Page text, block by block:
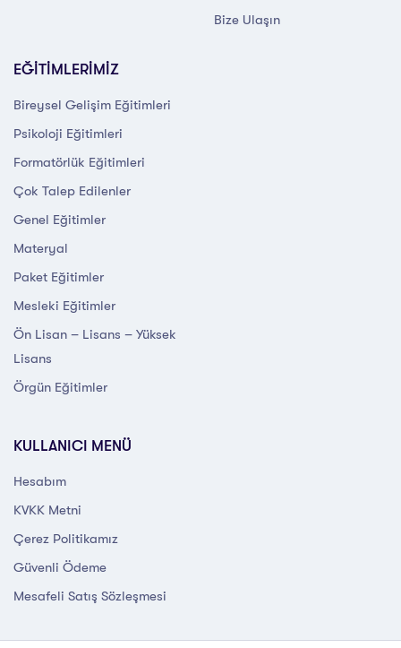
Bize Ulaşın
EĞİTİMLERİMİZ
Bireysel Gelişim Eğitimleri
Psikoloji Eğitimleri
Formatörlük Eğitimleri
Çok Talep Edilenler
Genel Eğitimler
Materyal
Paket Eğitimler
Mesleki Eğitimler
Ön Lisan – Lisans – Yüksek
Lisans
Örgün Eğitimler
KULLANICI MENÜ
Hesabım
KVKK Metni
Çerez Politikamız
Güvenli Ödeme
Mesafeli Satış Sözleşmesi